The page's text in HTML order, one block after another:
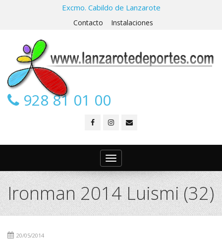
Excmo. Cabildo de Lanzarote
Contacto Instalaciones
928 81 01 00
Toggle
navigation
Ironman 2014 Luismi (32)
20/05/2014